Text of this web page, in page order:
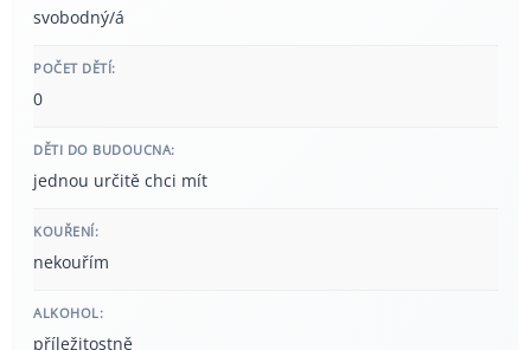
svobodný/á
POČET DĚTÍ:
0
DĚTI DO BUDOUCNA:
jednou určitě chci mít
KOUŘENÍ:
nekouřím
ALKOHOL:
příležitostně